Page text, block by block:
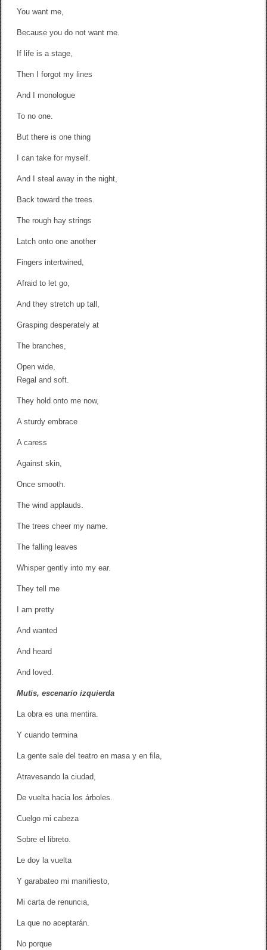
You want me,
Because you do not want me.
If life is a stage,
Then I forgot my lines
And I monologue
To no one.
But there is one thing
I can take for myself.
And I steal away in the night,
Back toward the trees.
The rough hay strings
Latch onto one another
Fingers intertwined,
Afraid to let go,
And they stretch up tall,
Grasping desperately at
The branches,
Open wide,
Regal and soft.
They hold onto me now,
A sturdy embrace
A caress
Against skin,
Once smooth.
The wind applauds.
The trees cheer my name.
The falling leaves
Whisper gently into my ear.
They tell me
I am pretty
And wanted
And heard
And loved.
Mutis, escenario izquierda
La obra es una mentira.
Y cuando termina
La gente sale del teatro en masa y en fila,
Atravesando la ciudad,
De vuelta hacia los árboles.
Cuelgo mi cabeza
Sobre el libreto.
Le doy la vuelta
Y garabateo mi manifiesto,
Mi carta de renuncia,
La que no aceptarán.
No porque